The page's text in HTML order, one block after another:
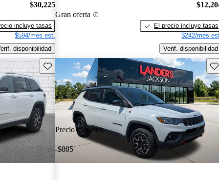
$30,225
incluye tasas
$594/mes est.
disponibilidad
Gran oferta
El precio incluye tasas
$242/mes
Verif. disponibilidad
Guarda este Aviso
Precio reducido
-$885